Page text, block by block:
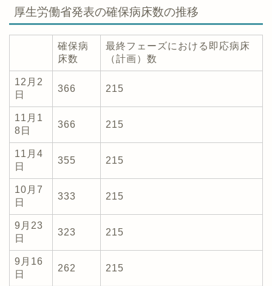
厚生労働省発表の確保病床数の推移
確保病
床数
最終フェーズにおける即応病床
（計画）数
12月2
日
366 215
11月1
8日
366 215
11月4
日
355 215
10月7
日
333 215
9月23
日
323 215
9月16
日
262 215